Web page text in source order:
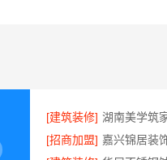
[建筑装修]
[招商加盟]